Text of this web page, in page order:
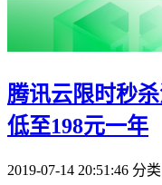
腾讯云限时秒
低至198元一年
2019-07-14 20:51:46 分类